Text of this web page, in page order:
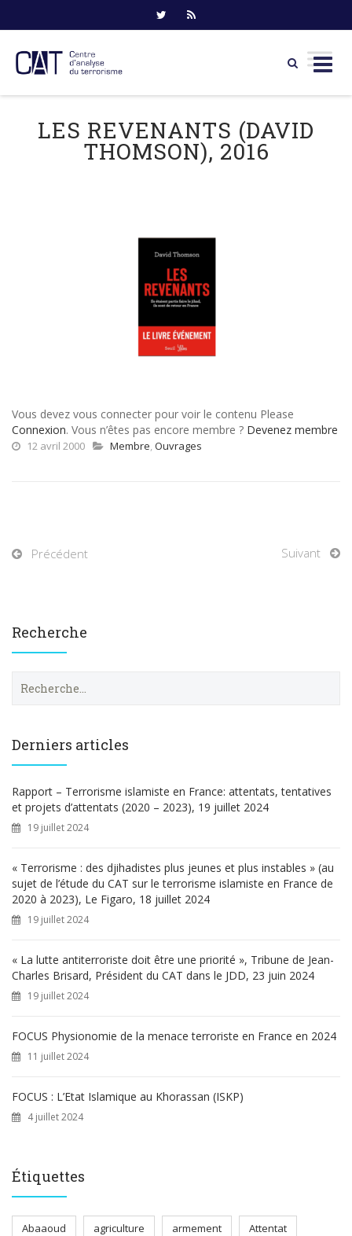
contentLES REVENANTS (DAVID
THOMSON), 2016
Vous devez vous connecter pour voir le contenu Please
Connexion. Vous n’êtes pas encore membre ? Devenez membre
12 avril 2000 Membre, Ouvrages
Précédent Suivant
Recherche
e
h
e
r
Derniers articles
Rapport – Terrorisme islamiste en France: attentats, tentatives
et projets d’attentats (2020 – 2023), 19 juillet 2024
19 juillet 2024
« Terrorisme : des djihadistes plus jeunes et plus instables » (au
sujet de l’étude du CAT sur le terrorisme islamiste en France de
2020 à 2023), Le Figaro, 18 juillet 2024
19 juillet 2024
« La lutte antiterroriste doit être une priorité », Tribune de Jean-
Charles Brisard, Président du CAT dans le JDD, 23 juin 2024
19 juillet 2024
FOCUS Physionomie de la menace terroriste en France en 2024
11 juillet 2024
FOCUS : L’Etat Islamique au Khorassan (ISKP)
4 juillet 2024
Étiquettes
Abaaoud agriculture armement Attentat